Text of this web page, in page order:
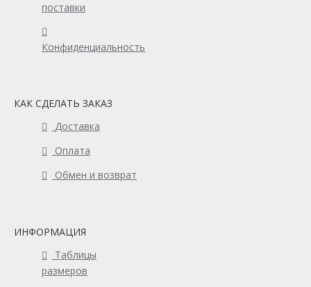
поставки
Конфиденциальность
КАК СДЕЛАТЬ ЗАКАЗ
Доставка
Оплата
Обмен и возврат
ИНФОРМАЦИЯ
Таблицы
размеров